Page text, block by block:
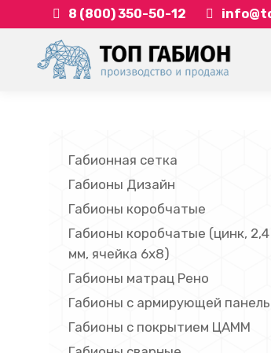
8 (800) 350-50-12
Габионная сетка
Габионы Дизайн
Габионы коробчатые
Габионы коробчатые (цинк, 2,4
мм, ячейка 6х8)
Габионы матрац Рено
Габионы с армирующей
Габионы с покрытием ЦАММ